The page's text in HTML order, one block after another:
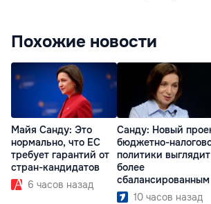
Похожие новости
Майя Санду: Это
нормально, что ЕС
требует гарантий от
стран-кандидатов
6 часов назад
Санду: Новый
бюджетно-
политики выглядит
более
сбалансированным
10 часов назад